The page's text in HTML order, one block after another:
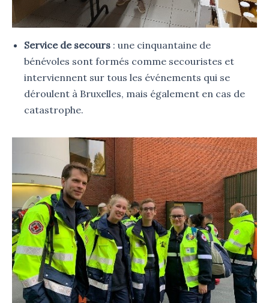
Service de secours : une cinquantaine de
bénévoles sont formés comme secouristes et
interviennent sur tous les événements qui se
déroulent à Bruxelles, mais également en cas de
catastrophe.